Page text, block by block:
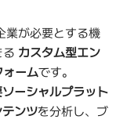
業が必要とする機
カスタム型エン
ォームです。
ーシャルプラット
ンツを分析し、ブ